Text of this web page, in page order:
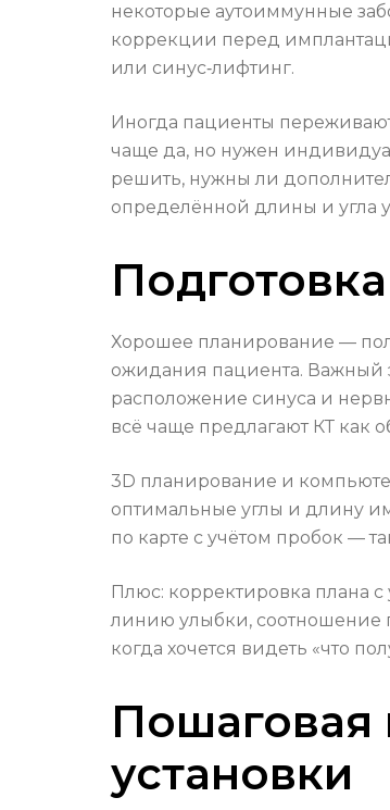
некоторые аутоиммунные
коррекции перед
или синус‑лифтинг.
Иногда пациенты
чаще да, но нужен
решить, нужны ли
определённой длины и угла
Хорошее планирование —
ожидания пациента. Важный
расположение синуса и
всё чаще предлагают КТ как
3D планирование и
оптимальные углы и длину
по карте с учётом пробок —
Плюс: корректировка плана
линию улыбки, соотношение
когда хочется видеть «что
Пошаговая
установки